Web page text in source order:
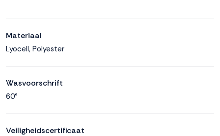
Materiaal
Lyocell, Polyester
Wasvoorschrift
60°
Veiligheidscertificaat